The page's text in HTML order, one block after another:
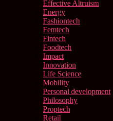
Effective Altruism
Energy
Fashiontech
Femtech
Fintech
Foodtech
Impact
Innovation
Life Science
Mobility
Personal development
Philosophy
Proptech
Retail